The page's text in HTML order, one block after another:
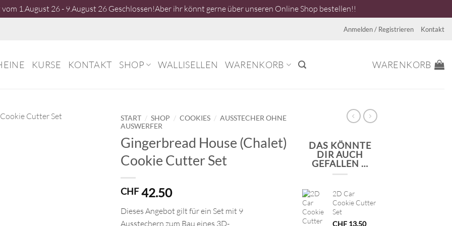
1.August 26 - 9.August 26 Geschlossen!Aber ihr könnt gerne über unseren Online Shop bestellen!!
Anmelden / Registrieren Kontakt
KURSE KONTAKT SHOP WALLISELLEN WARENKORB WARENKORB
START / SHOP / COOKIES / AUSSTECHER OHNE
AUSWERFER
Gingerbread House (Chalet)
Cookie Cutter Set
CHF42.50
Dieses Angebot gilt für ein Set mit 9
Ausstechern zum Bau eines 3D-
DAS KÖNNTE
DIR AUCH
GEFALLEN …
2D Car
Cookie Cutter
Set
CHF 13.50